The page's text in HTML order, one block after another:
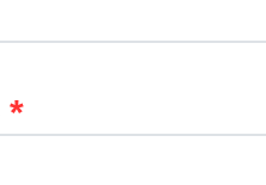
*